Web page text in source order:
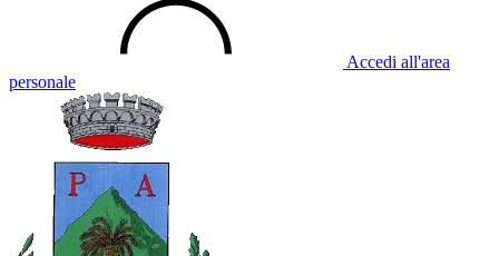
Accedi all'area
personale